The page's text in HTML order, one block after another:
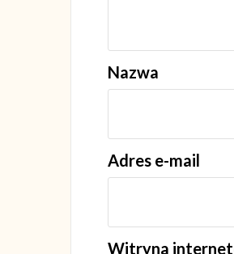
Nazwa
Adres e-mail
Witryna